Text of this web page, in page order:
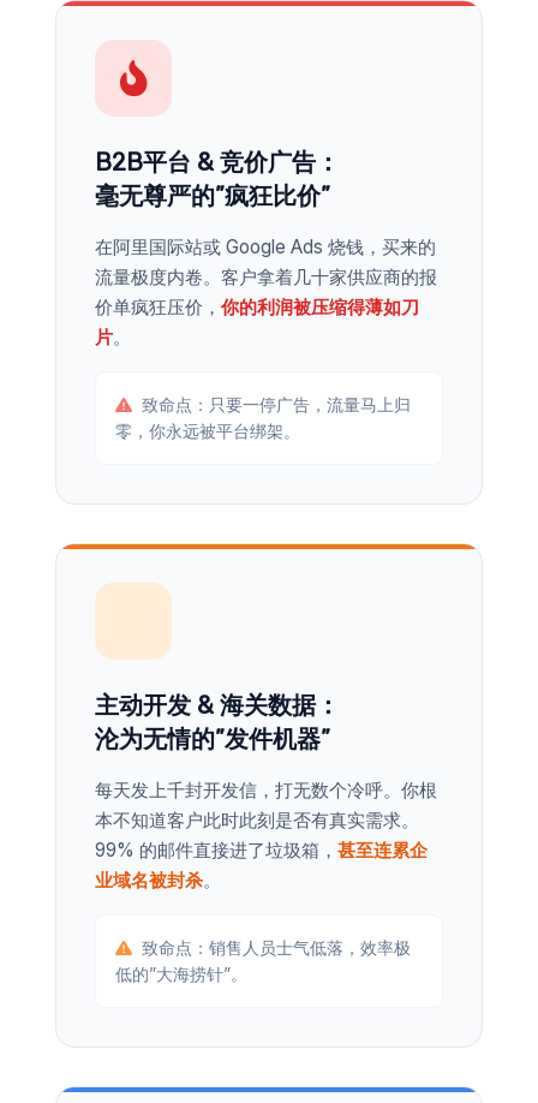
B2B平台 & 竞价广告：
毫无尊严的”疯狂比价”
在阿里国际站或 Google Ads 烧钱，买来的
流量极度内卷。客户拿着几十家供应商的报
价单疯狂压价， 你的利润被压缩得薄如刀
片。
致命点：只要一停广告，流量马上归
零，你永远被平台绑架。
主动开发 & 海关数据：
沦为无情的”发件机器”
每天发上千封开发信，打无数个冷呼。你根
本不知道客户此时此刻是否有真实需求。
99% 的邮件直接进了垃圾箱， 甚至连累企
业域名被封杀。
致命点：销售人员士气低落，效率极
低的”大海捞针”。